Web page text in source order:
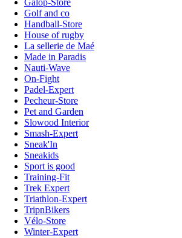
Galop-Store
Golf and co
Handball-Store
House of rugby
La sellerie de Maé
Made in Paradis
Nauti-Wave
On-Fight
Padel-Expert
Pecheur-Store
Pet and Garden
Slowood Interior
Smash-Expert
Sneak'In
Sneakids
Sport is good
Training-Fit
Trek Expert
Triathlon-Expert
TripnBikers
Vélo-Store
Winter-Expert